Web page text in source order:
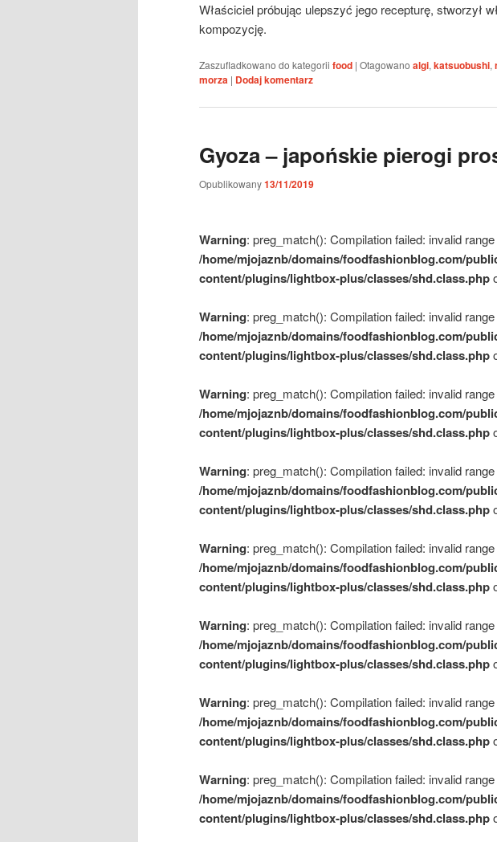
Właściciel próbując ulepszyć jego recepturę, stworzył
kompozycję.
Zaszufladkowano do kategorii food | Otagowano algi, katsuobushi,
morza | Dodaj komentarz
Gyoza – japońskie pierogi
Opublikowany13/11/2019
Warning: preg_match(): Compilation failed: invalid
/home/mjojaznb/domains/foodfashionblog.com/
content/plugins/lightbox-plus/classes/shd.class.php
Warning: preg_match(): Compilation failed: invalid
/home/mjojaznb/domains/foodfashionblog.com/
content/plugins/lightbox-plus/classes/shd.class.php
Warning: preg_match(): Compilation failed: invalid
/home/mjojaznb/domains/foodfashionblog.com/
content/plugins/lightbox-plus/classes/shd.class.php
Warning: preg_match(): Compilation failed: invalid
/home/mjojaznb/domains/foodfashionblog.com/
content/plugins/lightbox-plus/classes/shd.class.php
Warning: preg_match(): Compilation failed: invalid
/home/mjojaznb/domains/foodfashionblog.com/
content/plugins/lightbox-plus/classes/shd.class.php
Warning: preg_match(): Compilation failed: invalid
/home/mjojaznb/domains/foodfashionblog.com/
content/plugins/lightbox-plus/classes/shd.class.php
Warning: preg_match(): Compilation failed: invalid
/home/mjojaznb/domains/foodfashionblog.com/
content/plugins/lightbox-plus/classes/shd.class.php
Warning: preg_match(): Compilation failed: invalid
/home/mjojaznb/domains/foodfashionblog.com/
content/plugins/lightbox-plus/classes/shd.class.php